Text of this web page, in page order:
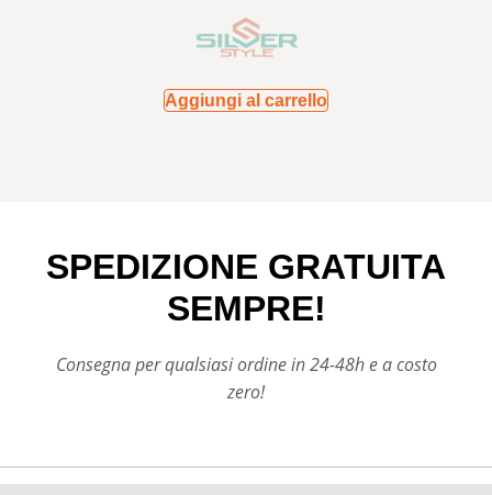
Aggiungi al carrello
SPEDIZIONE GRATUITA
SEMPRE!
Consegna per qualsiasi ordine in 24-48h e a costo
zero!